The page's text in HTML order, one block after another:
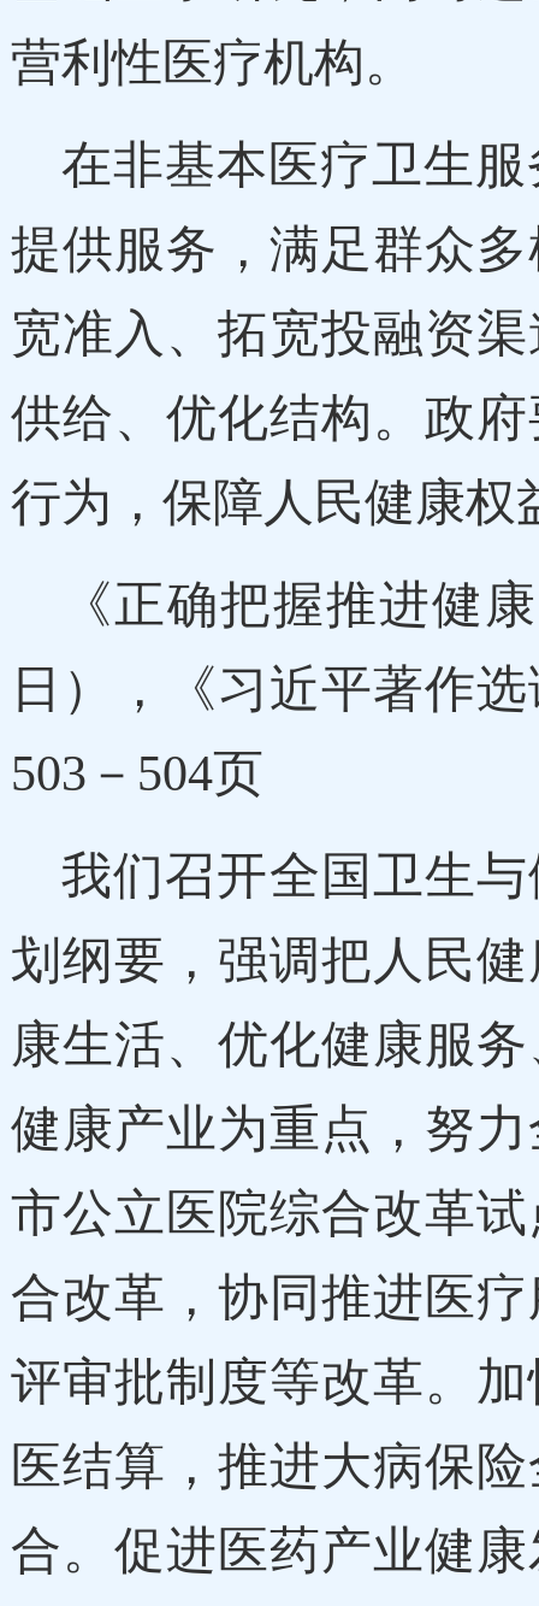
营利性医疗机构。
在非基本医疗卫生
提供服务，满足群众
宽准入、拓宽投融资
供给、优化结构。政
行为，保障人民健康权
《正确把握推进健
日），《习近平著作
503－504页
我们召开全国卫生
划纲要，强调把人民
康生活、优化健康服
健康产业为重点，努
市公立医院综合改革
合改革，协同推进医
评审批制度等改革。
医结算，推进大病保
合。促进医药产业健